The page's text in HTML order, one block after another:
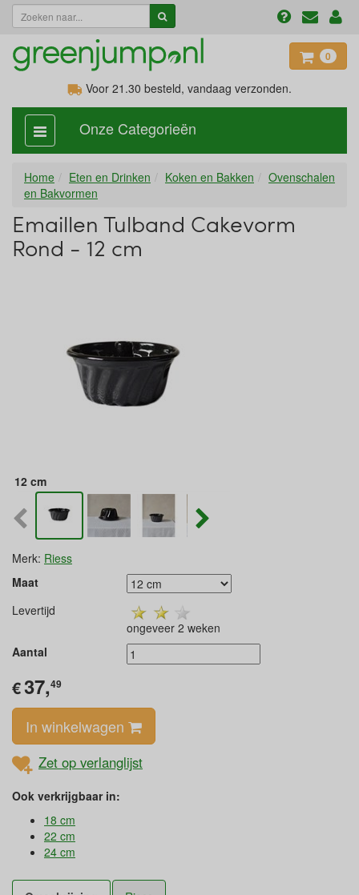
0
Voor 21.30 besteld, vandaag verzonden.
categorie
aan,
Onze Categorieën
Home Eten en Drinken Koken en Bakken
Ovenschalen
en Bakvormen
Emaillen Tulband Cakevorm
Rond - 12 cm
12 cm
Merk: Riess
Maat
Levertijd
ongeveer 2 weken
Aantal
€37,49
In winkelwagen
Zet op verlanglijst
Ook verkrijgbaar in:
18 cm
22 cm
24 cm